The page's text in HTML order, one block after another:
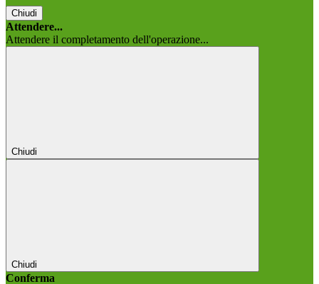
Chiudi
Attendere...
Attendere il completamento dell'operazione...
Chiudi
Chiudi
Conferma